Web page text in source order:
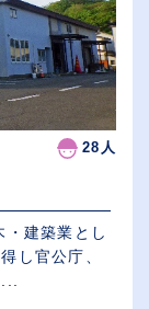
28人
建築業とし
し官公庁、